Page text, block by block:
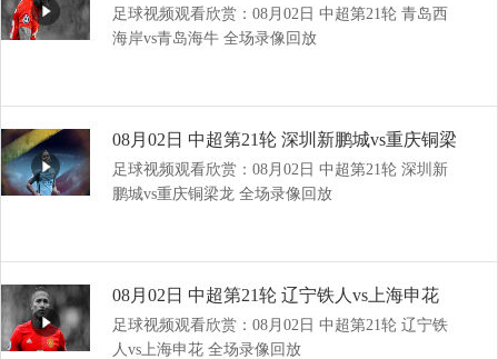
全场录像回放
足球视频观看欣赏：08月02日 中超第21轮 青岛西
海岸vs青岛海牛 全场录像回放
08月02日 中超第21轮 深圳新鹏城vs重庆铜梁
龙 全场录像回放
足球视频观看欣赏：08月02日 中超第21轮 深圳新
鹏城vs重庆铜梁龙 全场录像回放
08月02日 中超第21轮 辽宁铁人vs上海申花
全场录像回放
足球视频观看欣赏：08月02日 中超第21轮 辽宁铁
人vs上海申花 全场录像回放